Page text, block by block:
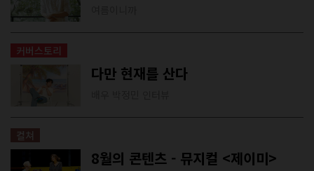
커버스토리
다만 현재를 산다
컬쳐
8월의 콘텐츠 - 뮤지컬 <제이미>